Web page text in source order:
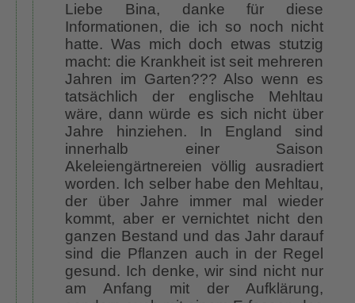
Liebe Bina, danke für diese
Informationen, die ich so noch nicht
hatte. Was mich doch etwas stutzig
macht: die Krankheit ist seit mehreren
Jahren im Garten??? Also wenn es
tatsächlich der englische Mehltau
wäre, dann würde es sich nicht über
Jahre hinziehen. In England sind
innerhalb einer Saison
Akeleiengärtnereien völlig ausradiert
worden. Ich selber habe den Mehltau,
der über Jahre immer mal wieder
kommt, aber er vernichtet nicht den
ganzen Bestand und das Jahr darauf
sind die Pflanzen auch in der Regel
gesund. Ich denke, wir sind nicht nur
am Anfang mit der Aufklärung,